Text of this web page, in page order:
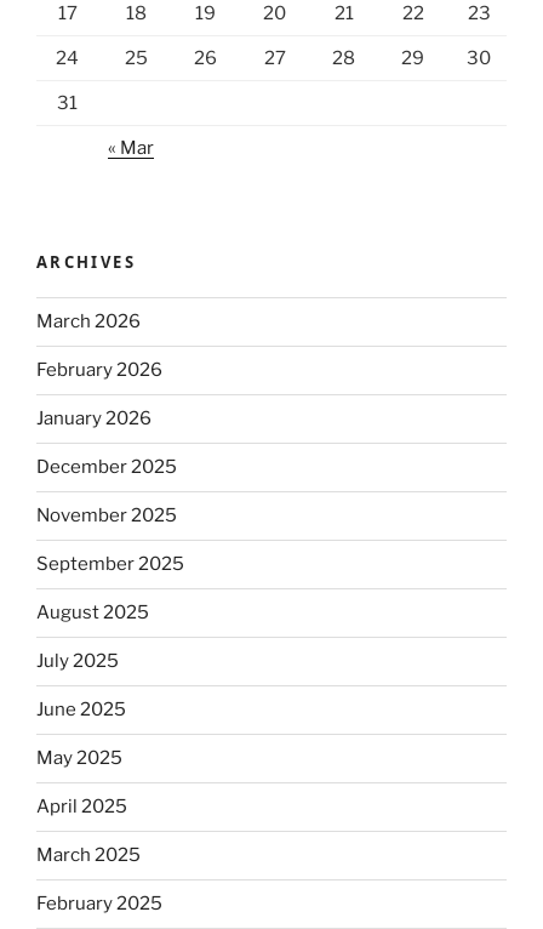
17 18 19 20 21 22 23
24 25 26 27 28 29 30
31
« Mar
ARCHIVES
March 2026
February 2026
January 2026
December 2025
November 2025
September 2025
August 2025
July 2025
June 2025
May 2025
April 2025
March 2025
February 2025